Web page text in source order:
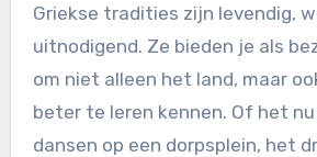
Griekse tradities zijn levendig,
uitnodigend. Ze bieden je als
om niet alleen het land, maar
beter te leren kennen. Of het
dansen op een dorpsplein, het